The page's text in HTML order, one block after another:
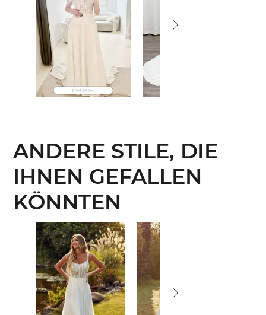
ANDERE STILE, DIE
IHNEN GEFALLEN
KÖNNTEN